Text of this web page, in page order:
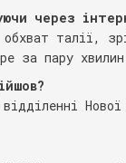
через
талії,
за пару